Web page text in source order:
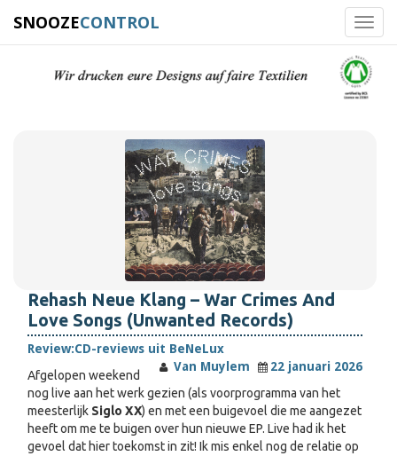
SNOOZECONTROL
Rehash Neue Klang – War Crimes And
Love Songs (Unwanted Records)
Review:CD-reviews uit BeNeLux
Van Muylem
22 januari 2026
Afgelopen weekend
nog live aan het werk gezien (als voorprogramma van het
meesterlijk Siglo XX) en met een buigevoel die me aangezet
heeft om me te buigen over hun nieuwe EP. Live had ik het
gevoel dat hier toekomst in zit! Ik mis enkel nog de relatie op